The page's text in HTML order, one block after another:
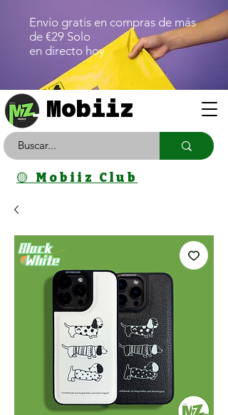
Envío gratis en compras de más
de €29 Solo
en directo hoy
Mobiiz
🟡 Mobiiz Club